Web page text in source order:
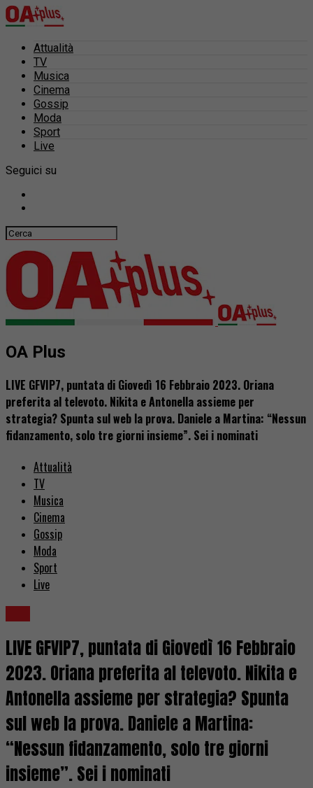
Attualità
TV
Musica
Cinema
Gossip
Moda
Sport
Live
Seguici su
OA Plus
LIVE GFVIP7, puntata di Giovedì 16 Febbraio 2023. Oriana
preferita al televoto. Nikita e Antonella assieme per
strategia? Spunta sul web la prova. Daniele a Martina: “Nessun
fidanzamento, solo tre giorni insieme”. Sei i nominati
Attualità
TV
Musica
Cinema
Gossip
Moda
Sport
Live
LIVE GFVIP7, puntata di Giovedì 16 Febbraio
2023. Oriana preferita al televoto. Nikita e
Antonella assieme per strategia? Spunta
sul web la prova. Daniele a Martina:
“Nessun fidanzamento, solo tre giorni
insieme”. Sei i nominati